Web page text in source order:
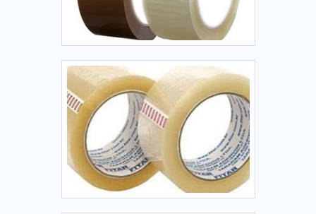
assertividade.Com o objetivo de trazer a satisfação a todos
os clientes, a empresa entende que seu melhor destaque é
conquistar a confiança de cada um. Tudo isso só é possível
através do investimento em equipamentos modernos e
profissionais experientes.A Tecmaes é uma empresa que
tem despontado no segmento pela seriedade e qualidade
que comprova sua essência de trazer o melhor aos clientes